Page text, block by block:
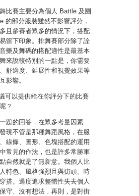
比賽主要分為個人 Battle 及團
的部分服裝雖然不影響評分，
且參賽者眾多的情況下，搭配
留下印象。排舞賽部分除了詮
樂及舞碼的搭配適性是最基本
來說較特別的一點是，你需要
舒適度、延展性和視覺效果等
影響。
可以提供給在你評分下的比賽
？
題的回答，在眾多考量因素
現不管是那種舞蹈風格，在服
線條、圖形、色塊搭配的運用
常見的作法，也是許多常勝軍
自然就是了無新意。我個人比
特色、風格強烈且與街頭、時
搭。過度追求整體性失去個人
守、沒有想法，再則，是對街